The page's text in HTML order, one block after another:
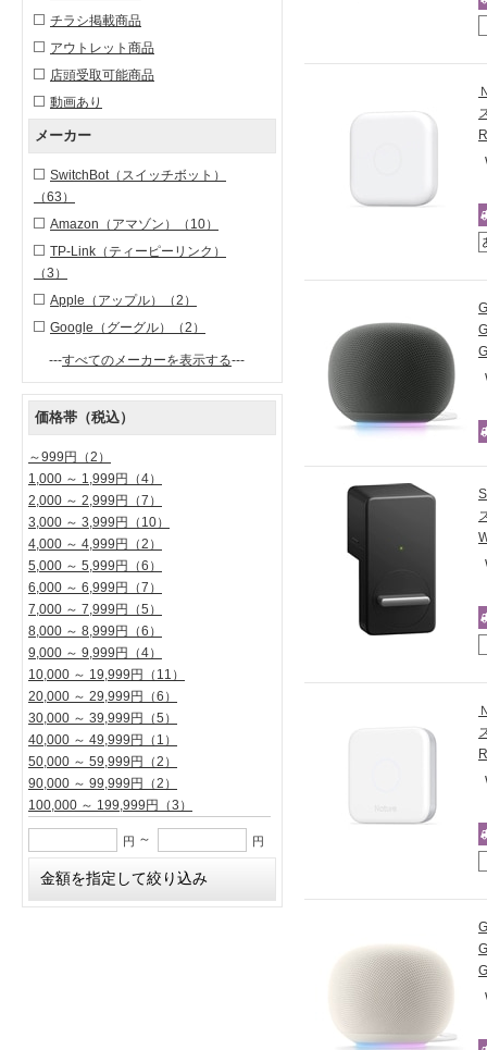
チラシ掲載商品
アウトレット商品
店頭受取可能商品
動画あり
メーカー
SwitchBot（スイッチボット）
（63）
Amazon（アマゾン）
（10）
TP-Link（ティーピーリンク）
（3）
Apple（アップル）
（2）
Google（グーグル）
（2）
---すべてのメーカーを表示する---
価格帯（税込）
～999円
（2）
1,000 ～ 1,999円
（4）
2,000 ～ 2,999円
（7）
3,000 ～ 3,999円
（10）
4,000 ～ 4,999円
（2）
5,000 ～ 5,999円
（6）
6,000 ～ 6,999円
（7）
7,000 ～ 7,999円
（5）
8,000 ～ 8,999円
（6）
9,000 ～ 9,999円
（4）
10,000 ～ 19,999円
（11）
20,000 ～ 29,999円
（6）
30,000 ～ 39,999円
（5）
40,000 ～ 49,999円
（1）
50,000 ～ 59,999円
（2）
90,000 ～ 99,999円
（2）
100,000 ～ 199,999円
（3）
円 ～ 円